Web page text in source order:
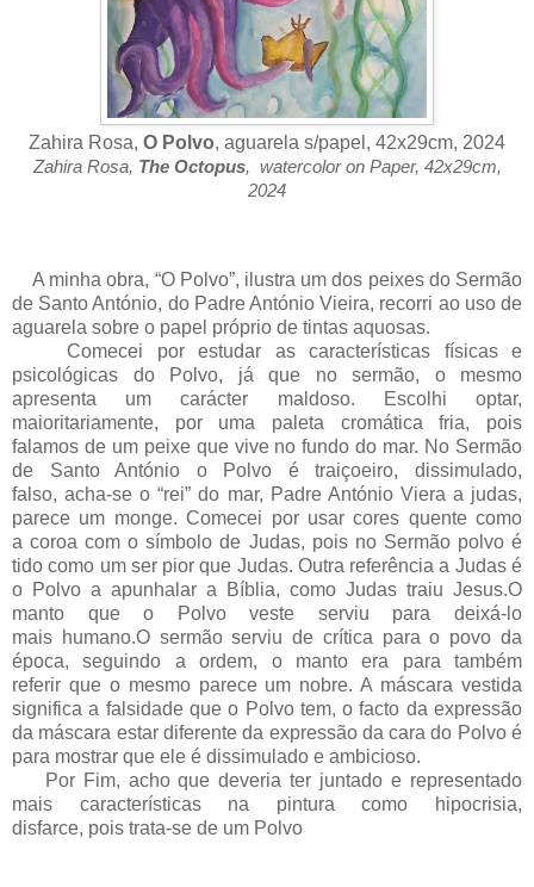
Zahira Rosa, O Polvo, aguarela s/papel, 42x29cm, 2024
Zahira Rosa, The Octopus, watercolor on Paper, 42x29cm,
2024
A minha obra, “O Polvo”, ilustra um dos peixes do Sermão
de Santo António, do Padre António Vieira, recorri ao uso de
aguarela sobre o papel próprio de tintas aquosas.
Comecei por estudar as características físicas e
psicológicas do Polvo, já que no sermão, o mesmo
apresenta um carácter maldoso. Escolhi optar,
maioritariamente, por uma paleta cromática fria, pois
falamos de um peixe que vive no fundo do mar. No Sermão
de Santo António o Polvo é traiçoeiro, dissimulado,
falso, acha-se o “rei” do mar, Padre António Viera a judas,
parece um monge. Comecei por usar cores quente como
a coroa com o símbolo de Judas, pois no Sermão polvo é
tido como um ser pior que Judas. Outra referência a Judas é
o Polvo a apunhalar a Bíblia, como Judas traiu Jesus.O
manto que o Polvo veste serviu para deixá-lo
mais humano.O sermão serviu de crítica para o povo da
época, seguindo a ordem, o manto era para também
referir que o mesmo parece um nobre. A máscara vestida
significa a falsidade que o Polvo tem, o facto da expressão
da máscara estar diferente da expressão da cara do Polvo é
para mostrar que ele é dissimulado e ambicioso.
Por Fim, acho que deveria ter juntado e representado
mais características na pintura como hipocrisia,
disfarce, pois trata-se de um Polvo